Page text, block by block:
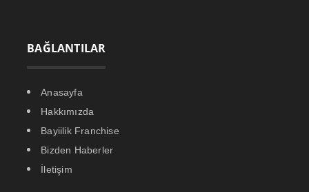
BAĞLANTILAR
Anasayfa
Hakkımızda
Bayiilik Franchise
Bizden Haberler
İletişim